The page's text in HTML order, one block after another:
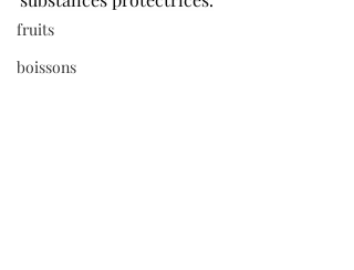
fruits
boissons